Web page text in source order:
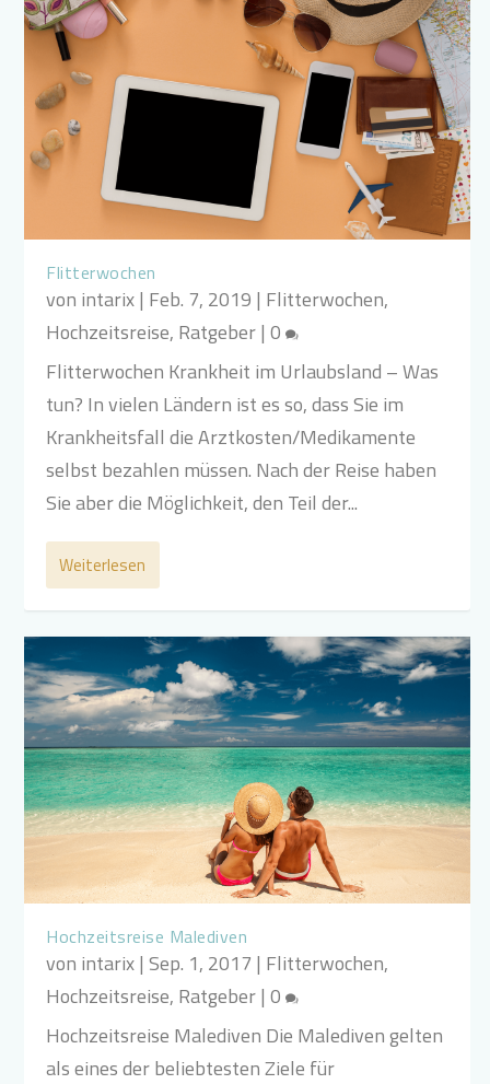
Flitterwochen
von intarix| Feb. 7, 2019 | Flitterwochen,
Hochzeitsreise, Ratgeber|0
Flitterwochen Krankheit im Urlaubsland – Was
tun? In vielen Ländern ist es so, dass Sie im
Krankheitsfall die Arztkosten/Medikamente
selbst bezahlen müssen. Nach der Reise haben
Sie aber die Möglichkeit, den Teil der...
Weiterlesen
Hochzeitsreise Malediven
von intarix|Sep. 1, 2017 | Flitterwochen,
Hochzeitsreise, Ratgeber|0
Hochzeitsreise Malediven Die Malediven gelten
als eines der beliebtesten Ziele für